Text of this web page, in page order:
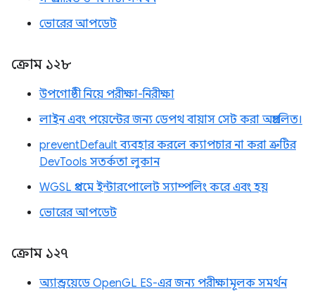
ভোরের আপডেট
ক্রোম ১২৮
উপগোষ্ঠী নিয়ে পরীক্ষা-নিরীক্ষা
লাইন এবং পয়েন্টের জন্য ডেপথ বায়াস সেট করা অপ্রচলিত।
preventDefault ব্যবহার করলে ক্যাপচার না করা ত্রুটির
DevTools সতর্কতা লুকান
WGSL প্রথমে ইন্টারপোলেট স্যাম্পলিং করে এবং হয়
ভোরের আপডেট
ক্রোম ১২৭
অ্যান্ড্রয়েডে OpenGL ES-এর জন্য পরীক্ষামূলক সমর্থন